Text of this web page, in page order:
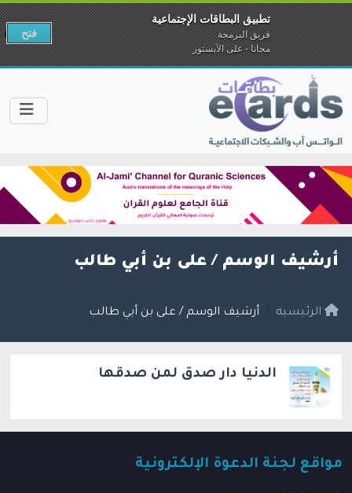
أرشيف الوسم / على بن أبي طالب
الرئيسية أرشيف الوسم / على بن أبي طالب
الدنيا دار صدق لمن صدقها
مواقع لجنة الدعوة الإلكترونية
تطبيق البطاقات الإجتماعية
فريق البرمجة
مجانا - على الآبستور
فتح